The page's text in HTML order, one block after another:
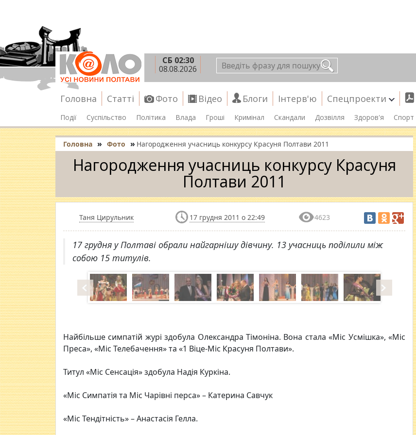
СБ 02:30
08.08.2026
Головна Статті Фото Відео Блоги Інтерв'ю Спецпроекти
Події Суспільство Політика Влада Гроші Кримінал Скандали Дозвілля Здоров'я Спорт
Головна » Фото » Нагородження учасниць конкурсу Красуня Полтави 2011
Нагородження учасниць конкурсу Красуня
Полтави 2011
Таня Цирульник 17 грудня 2011 о 22:49 4623
17 грудня у Полтаві обрали найгарнішу дівчину. 13 учасниць поділили між
собою 15 титулів.
Найбільше симпатій журі здобула Олександра Тімоніна. Вона стала «Міс Усмішка», «Міс
Преса», «Міс Телебачення» та «1 Віце-Міс Красуня Полтави».
Титул «Міс Сенсація» здобула Надія Куркіна.
«Міс Симпатія та Міс Чарівні перса» – Катерина Савчук
«Міс Тендітність» – Анастасія Гелла.